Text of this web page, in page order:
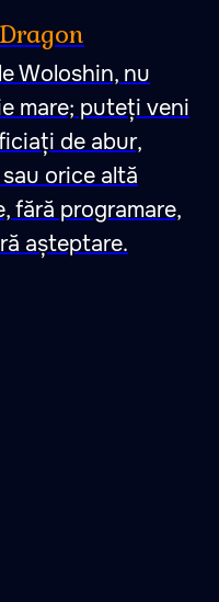
Woloshin, nu
mare; puteți veni
de abur,
orice altă
fără programare,
așteptare.